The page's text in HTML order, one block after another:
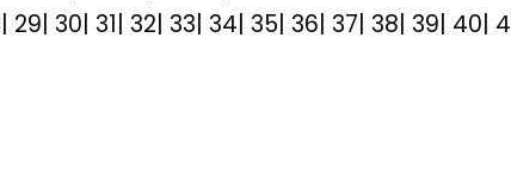
29| 30| 31| 32| 33| 34| 35| 36| 37| 38| 39|